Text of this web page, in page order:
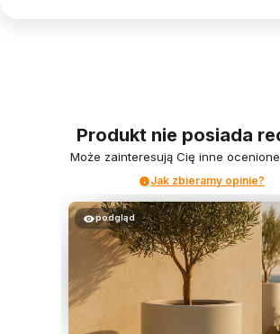
Produkt nie posiada
Może zainteresują Cię inne
Jak zbieramy opinie?
podgląd